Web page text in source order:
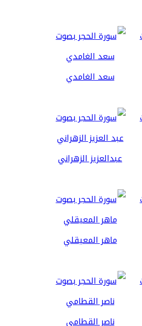
سعد الغامدي
عبدالعزيز الزهراني
ماهر المعيقلي
ناصر القطامي